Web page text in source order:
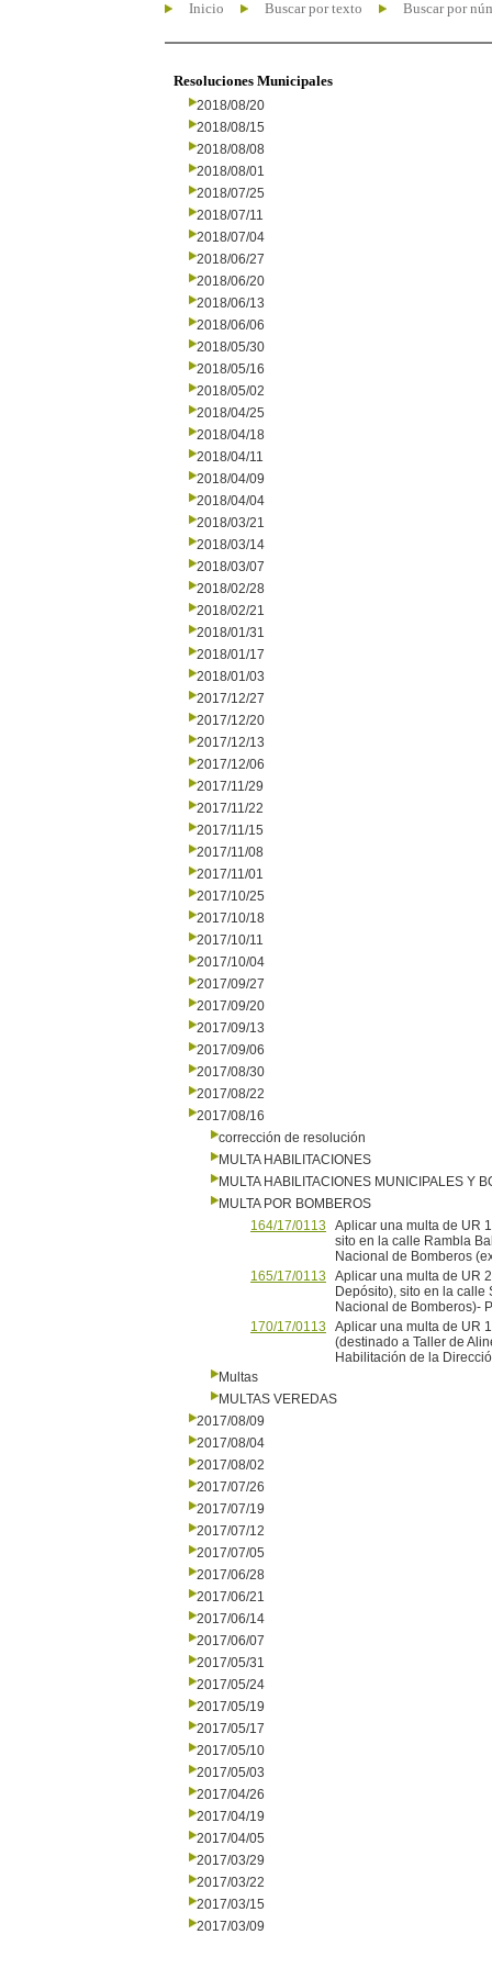
Inicio Buscar por texto Buscar por
Resoluciones Municipales
2018/08/20
2018/08/15
2018/08/08
2018/08/01
2018/07/25
2018/07/11
2018/07/04
2018/06/27
2018/06/20
2018/06/13
2018/06/06
2018/05/30
2018/05/16
2018/05/02
2018/04/25
2018/04/18
2018/04/11
2018/04/09
2018/04/04
2018/03/21
2018/03/14
2018/03/07
2018/02/28
2018/02/21
2018/01/31
2018/01/17
2018/01/03
2017/12/27
2017/12/20
2017/12/13
2017/12/06
2017/11/29
2017/11/22
2017/11/15
2017/11/08
2017/11/01
2017/10/25
2017/10/18
2017/10/11
2017/10/04
2017/09/27
2017/09/20
2017/09/13
2017/09/06
2017/08/30
2017/08/22
2017/08/16
corrección de resolución
MULTA HABILITACIONES
MULTA HABILITACIONES MUNICIPALES Y
MULTA POR BOMBEROS
164/17/0113
Aplicar una multa de UR
sito en la calle Rambla
Nacional de Bomberos
165/17/0113
Aplicar una multa de UR
Depósito), sito en la calle
Nacional de Bomberos)-
170/17/0113
Aplicar una multa de UR
(destinado a Taller de
Habilitación de la
Multas
MULTAS VEREDAS
2017/08/09
2017/08/04
2017/08/02
2017/07/26
2017/07/19
2017/07/12
2017/07/05
2017/06/28
2017/06/21
2017/06/14
2017/06/07
2017/05/31
2017/05/24
2017/05/19
2017/05/17
2017/05/10
2017/05/03
2017/04/26
2017/04/19
2017/04/05
2017/03/29
2017/03/22
2017/03/15
2017/03/09